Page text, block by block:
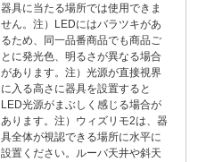
器具に当たる場所では使用できま
せん。注）LEDにはバラツキがあ
るため、同一品番商品でも商品ご
とに発光色、明るさが異なる場合
があります。注）光源が直接視界
に入る高さに器具を設置すると
LED光源がまぶしく感じる場合が
あります。注）ウィズリモ2は、器
具全体が視認できる場所に水平に
設置ください。ルーバ天井や斜天